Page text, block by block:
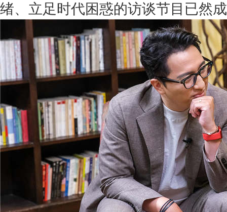
绪、立足时代困惑的访谈节目已然